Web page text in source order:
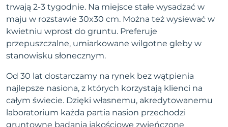
trwają 2-3 tygodnie. Na miejsce stałe wysadzać w
maju w rozstawie 30x30 cm. Można też wysiewać w
kwietniu wprost do gruntu. Preferuje
przepuszczalne, umiarkowane wilgotne gleby w
stanowisku słonecznym.
Od 30 lat dostarczamy na rynek bez wątpienia
najlepsze nasiona, z których korzystają klienci na
całym świecie. Dzięki własnemu, akredytowanemu
laboratorium każda partia nasion przechodzi
gruntowne badania jakościowe zwieńczone